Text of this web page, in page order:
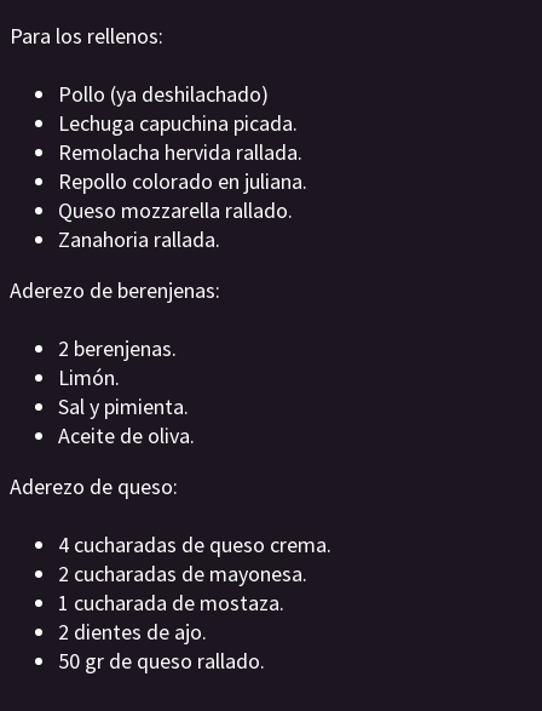
Para los rellenos:
Pollo (ya deshilachado)
Lechuga capuchina picada.
Remolacha hervida rallada.
Repollo colorado en juliana.
Queso mozzarella rallado.
Zanahoria rallada.
Aderezo de berenjenas:
2 berenjenas.
Limón.
Sal y pimienta.
Aceite de oliva.
Aderezo de queso:
4 cucharadas de queso crema.
2 cucharadas de mayonesa.
1 cucharada de mostaza.
2 dientes de ajo.
50 gr de queso rallado.